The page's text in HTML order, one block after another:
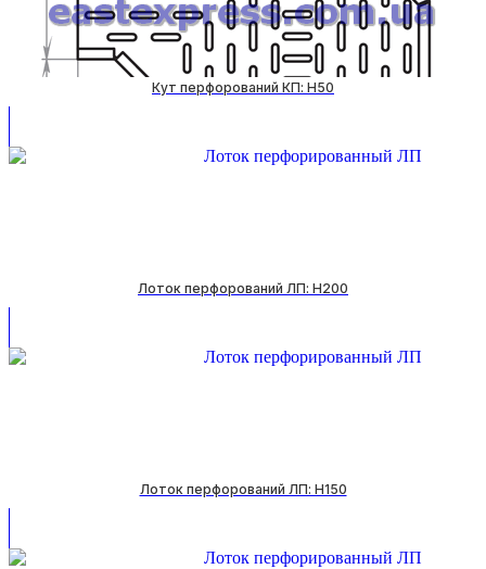
Кут перфорований КП: H50
Лоток перфорований ЛП: H200
Лоток перфорований ЛП: H150